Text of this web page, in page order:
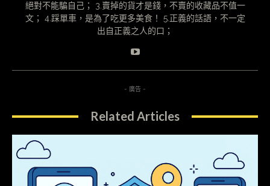
絕對不能騙自己； 3.賣掉的貨才是錢，不賣的收藏品不值一
文； 4.踩單車，是為了吃更多美食！ 5.正義的話語，不一定
出自正義之人的口；
- 廣告 -
Related Articles